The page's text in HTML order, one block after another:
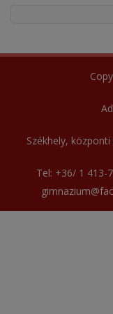
Székhely, központi
Tel: +36/ 1 413-